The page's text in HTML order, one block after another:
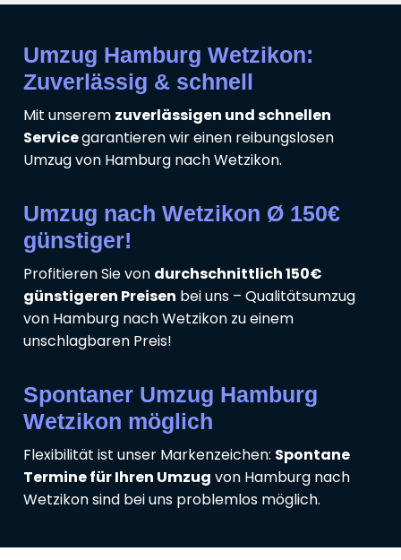
Umzug Hamburg Wetzikon:
Zuverlässig & schnell
Mit unserem zuverlässigen und schnellen
Servicegarantieren wir einen reibungslosen
Umzug von Hamburg nach Wetzikon.
Umzug nach Wetzikon Ø 150€
günstiger!
Profitieren Sie von durchschnittlich 150€
günstigeren Preisen bei uns – Qualitätsumzug
von Hamburg nach Wetzikon zu einem
unschlagbaren Preis!
Spontaner Umzug Hamburg
Wetzikon möglich
Flexibilität ist unser Markenzeichen: Spontane
Termine für Ihren Umzug von Hamburg nach
Wetzikon sind bei uns problemlos möglich.